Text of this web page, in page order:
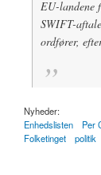
EU-landene
SWIFT-
ordfører,
Nyheder:
Enhedslisten
Per
Folketinget
politik
about